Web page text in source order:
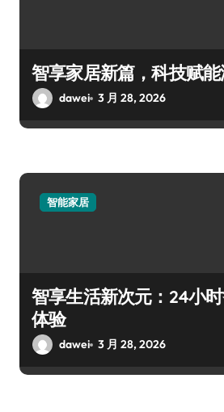
智享家居新篇，科技赋能
dawei 3 月 28, 2026
智能家居
智享生活新次元：24小
体验
dawei 3 月 28, 2026